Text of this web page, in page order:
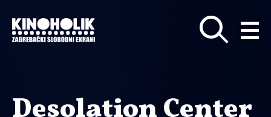
glavni
sadržaj